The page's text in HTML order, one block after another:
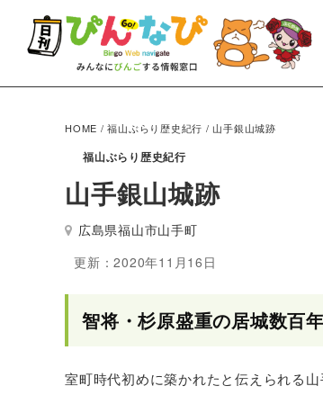
HOME /福山ぶらり歴史紀行 / 山手銀山城跡
福山ぶらり歴史紀行
山手銀山城跡
広島県福山市山手町
更新：2020年11月16日
智将・杉原盛重の居城数百
室町時代初めに築かれたと伝えられる